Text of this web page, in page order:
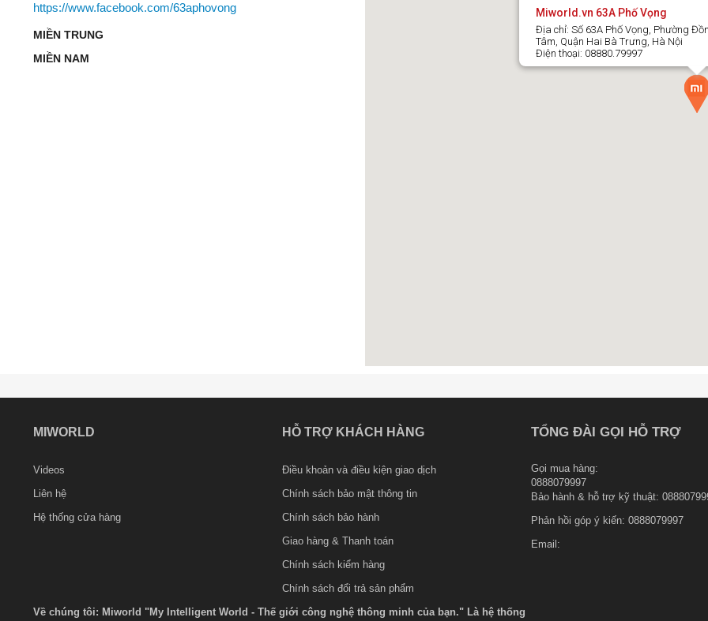
https://www.facebook.com/63aphovong
MIỀN TRUNG
MIỀN NAM
Miworld.vn 63A Phố Vọng
Địa chỉ: Số 63A Phố Vọng, Phường
Tâm, Quận Hai Bà Trưng, Hà Nội
Điện thoại: 08880.79997
MIWORLD
Videos
Liên hệ
Hệ thống cửa hàng
HỖ TRỢ KHÁCH HÀNG
Điều khoản và điều kiện giao dịch
Chính sách bảo mật thông tin
Chính sách bảo hành
Giao hàng & Thanh toán
Chính sách kiểm hàng
Chính sách đổi trả sản phẩm
Về chúng tôi: Miworld "My Intelligent World - Thế giới công nghệ thông minh của bạn." Là hệ thống
TỔNG ĐÀI GỌI HỖ TRỢ
Gọi mua hàng:
0888079997
Bảo hành & hỗ trợ kỹ thuật:
Phản hồi góp ý kiến: 0888079997
Email: